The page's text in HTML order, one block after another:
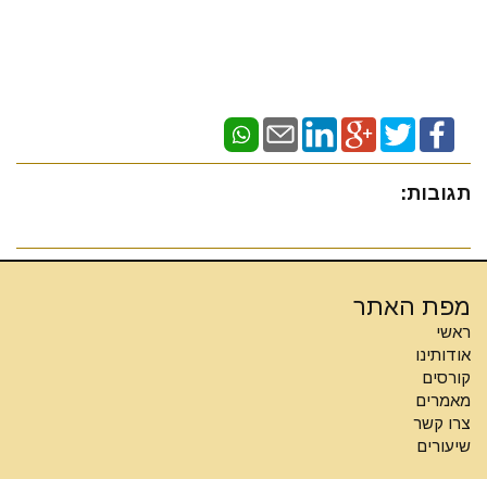
תגובות:
מפת האתר
ראשי
אודותינו
קורסים
מאמרים
צרו קשר
שיעורים